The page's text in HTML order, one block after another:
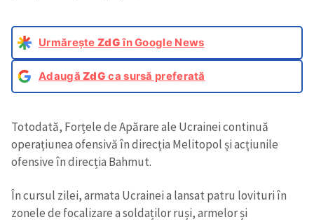
Urmărește ZdGîn Google News
AdaugăZdG ca sursă preferată
Totodată, Forțele de Apărare ale Ucrainei continuă
operațiunea ofensivă în direcția Melitopol și acțiunile
ofensive în direcția Bahmut.
În cursul zilei, armata Ucrainei a lansat patru lovituri în
zonele de focalizare a soldaților ruși, armelor și